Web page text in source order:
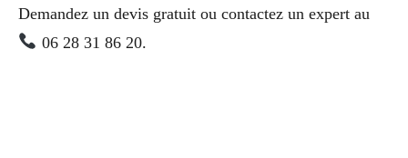
Demandez un devis gratuit ou contactez un expert au
06 28 31 86 20.